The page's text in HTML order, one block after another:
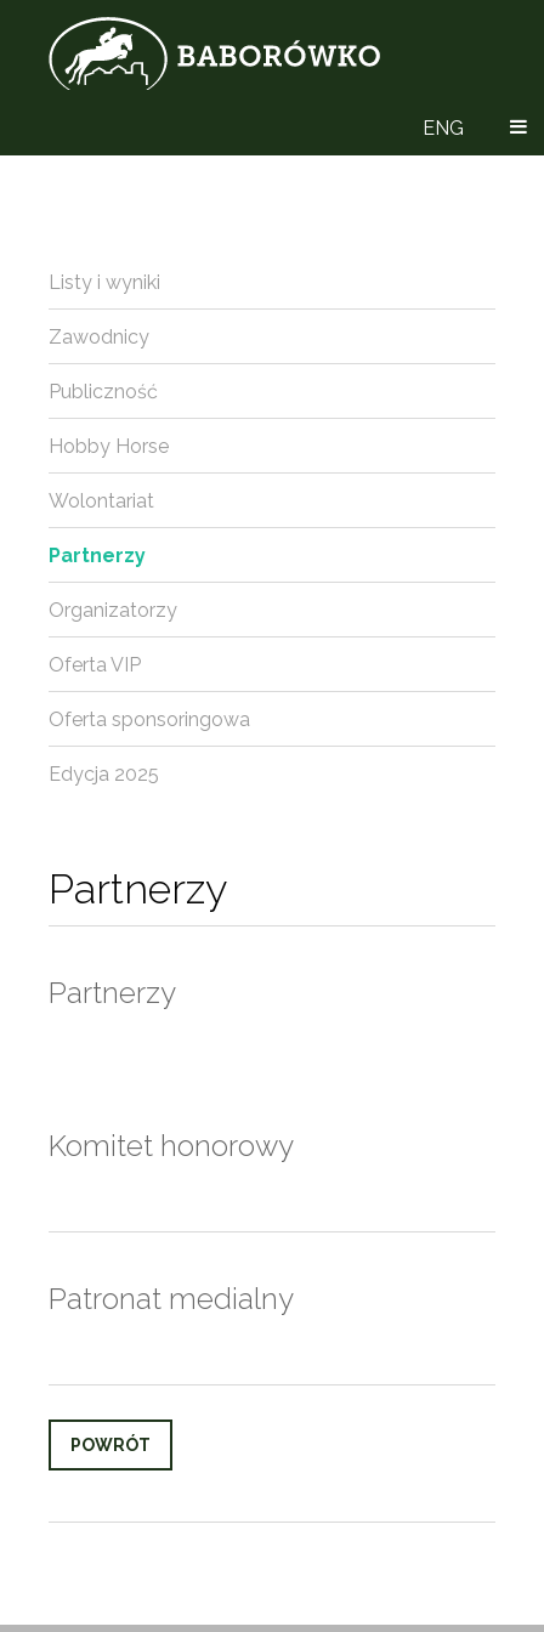
ENG
Partnerzy
Partnerzy
Komitet honorowy
Patronat medialny
POWRÓT
Listy i wyniki
Zawodnicy
Publiczność
Hobby Horse
Wolontariat
Partnerzy
Organizatorzy
Oferta VIP
Oferta sponsoringowa
Edycja 2025